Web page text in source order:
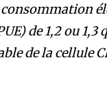
de 1,2 ou
de la cellule